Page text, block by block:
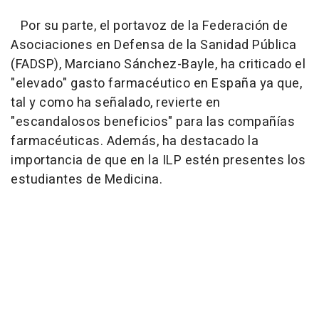
Por su parte, el portavoz de la Federación de
Asociaciones en Defensa de la Sanidad Pública
(FADSP), Marciano Sánchez-Bayle, ha criticado el
"elevado" gasto farmacéutico en España ya que,
tal y como ha señalado, revierte en
"escandalosos beneficios" para las compañías
farmacéuticas. Además, ha destacado la
importancia de que en la ILP estén presentes los
estudiantes de Medicina.